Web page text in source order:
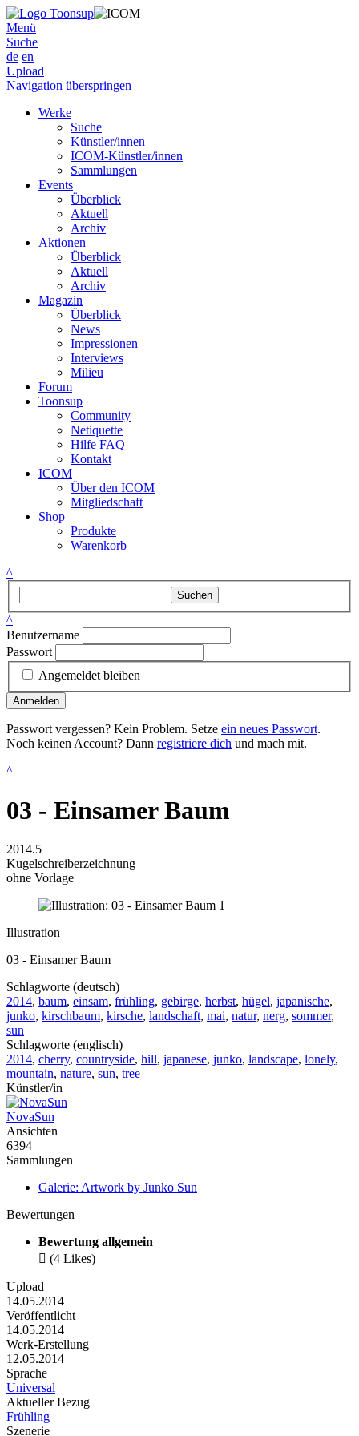
Menü
Suche
de en
Upload
Navigation überspringen
Werke
Suche
Künstler/innen
ICOM-Künstler/innen
Sammlungen
Events
Überblick
Aktuell
Archiv
Aktionen
Überblick
Aktuell
Archiv
Magazin
Überblick
News
Impressionen
Interviews
Milieu
Forum
Toonsup
Community
Netiquette
Hilfe FAQ
Kontakt
ICOM
Über den ICOM
Mitgliedschaft
Shop
Produkte
Warenkorb
^
Suchen
^
Benutzername
Passwort
Angemeldet bleiben
Anmelden
Passwort vergessen? Kein Problem. Setze ein neues Passwort.
Noch keinen Account? Dann registriere dich und mach mit.
^
03 - Einsamer Baum
2014.5
Kugelschreiberzeichnung
ohne Vorlage
Illustration
03 - Einsamer Baum
Schlagworte (deutsch)
2014, baum, einsam, frühling, gebirge, herbst, hügel, japanische,
junko, kirschbaum, kirsche, landschaft, mai, natur, nerg, sommer,
sun
Schlagworte (englisch)
2014, cherry, countryside, hill, japanese, junko, landscape, lonely,
mountain, nature, sun, tree
Künstler/in
NovaSun
Ansichten
6394
Sammlungen
Galerie: Artwork by Junko Sun
Bewertungen
Bewertung allgemein
 (4 Likes)
Upload
14.05.2014
Veröffentlicht
14.05.2014
Werk-Erstellung
12.05.2014
Sprache
Universal
Aktueller Bezug
Frühling
Szenerie